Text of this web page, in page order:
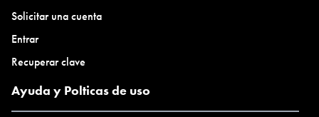
Solicitar una cuenta
Entrar
Recuperar clave
Ayuda y Polticas de uso